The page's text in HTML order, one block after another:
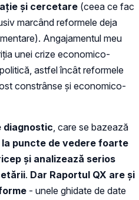
și cercetare (ceea ce fac
marcând reformele deja
Angajamentul meu
unei crize economico-
astfel încât reformele
constrânse și economico-
diagnostic, care se bazează
puncte de vedere foarte
și analizează serios
. Dar Raportul QX are și
- unele ghidate de date